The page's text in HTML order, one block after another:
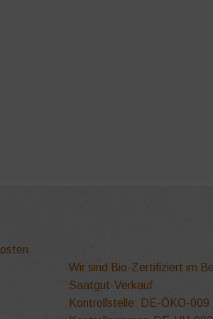
Wir sind Bio-Zertifiziert im
Saatgut-Verkauf
Kontrollstelle: DE-ÖKO-009